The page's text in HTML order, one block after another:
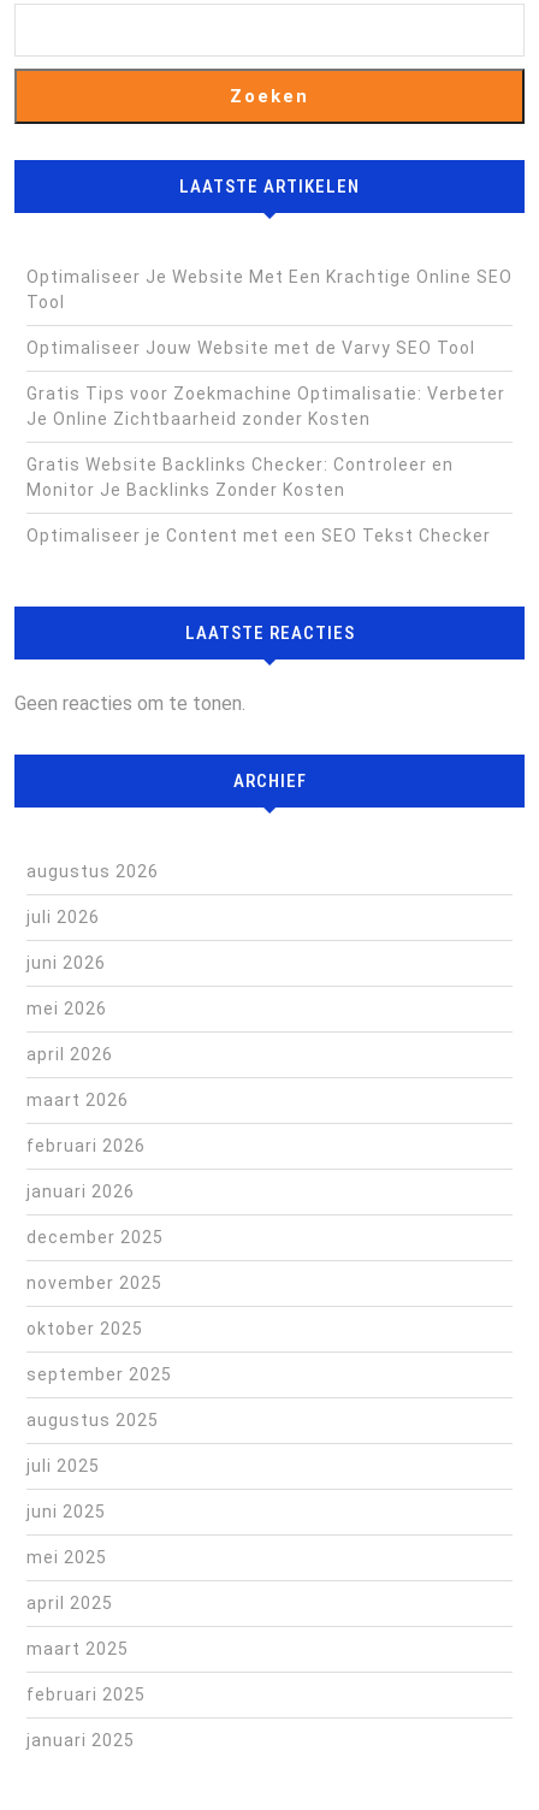
Zoeken
LAATSTE ARTIKELEN
Optimaliseer Je Website Met Een Krachtige Online SEO
Tool
Optimaliseer Jouw Website met de Varvy SEO Tool
Gratis Tips voor Zoekmachine Optimalisatie: Verbeter
Je Online Zichtbaarheid zonder Kosten
Gratis Website Backlinks Checker: Controleer en
Monitor Je Backlinks Zonder Kosten
Optimaliseer je Content met een SEO Tekst Checker
LAATSTE REACTIES
Geen reacties om te tonen.
ARCHIEF
augustus 2026
juli 2026
juni 2026
mei 2026
april 2026
maart 2026
februari 2026
januari 2026
december 2025
november 2025
oktober 2025
september 2025
augustus 2025
juli 2025
juni 2025
mei 2025
april 2025
maart 2025
februari 2025
januari 2025